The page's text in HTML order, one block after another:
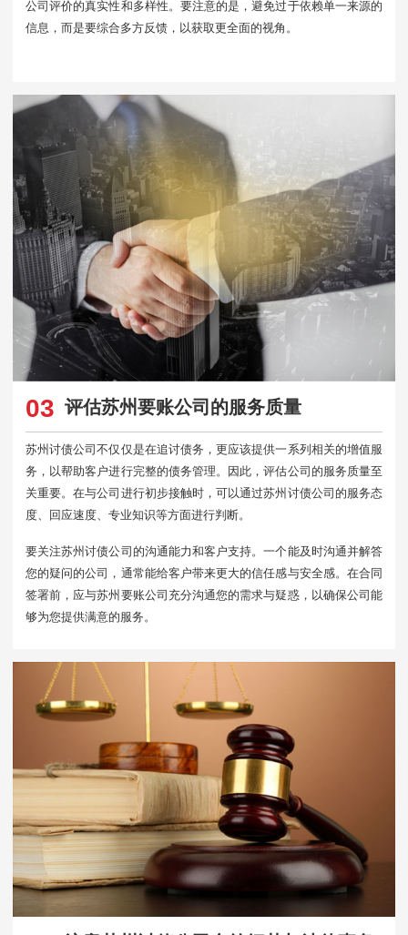
公司评价的真实性和多样性。要注意的是，避免过于依赖单一来源的
信息，而是要综合多方反馈，以获取更全面的视角。
03 评估苏州要账公司的服务质量
苏州讨债公司不仅仅是在追讨债务，更应该提供一系列相关的增值服
务，以帮助客户进行完整的债务管理。因此，评估公司的服务质量至
关重要。在与公司进行初步接触时，可以通过苏州讨债公司的服务态
度、回应速度、专业知识等方面进行判断。
要关注苏州讨债公司的沟通能力和客户支持。一个能及时沟通并解答
您的疑问的公司，通常能给客户带来更大的信任感与安全感。在合同
签署前，应与苏州要账公司充分沟通您的需求与疑惑，以确保公司能
够为您提供满意的服务。